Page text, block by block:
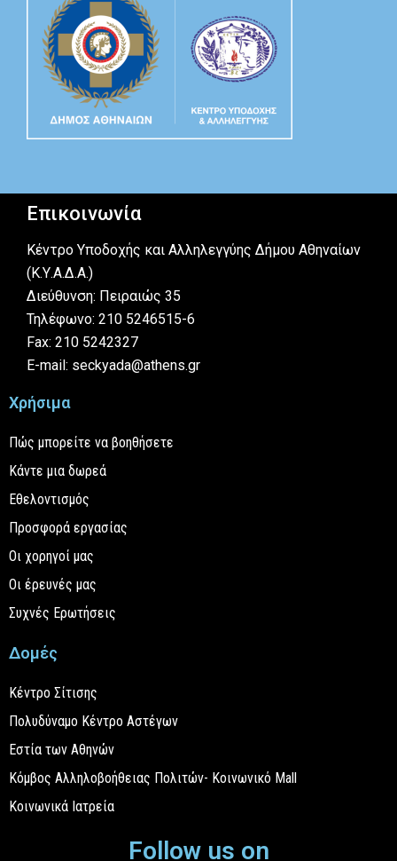
Επικοινωνία
Κέντρο Υποδοχής και Αλληλεγγύης Δήμου Αθηναίων
(Κ.Υ.Α.Δ.Α.)
Διεύθυνση: Πειραιώς 35
Τηλέφωνο: 210 5246515-6
Fax: 210 5242327
E-mail: seckyada@athens.gr
Χρήσιμα
Πώς μπορείτε να βοηθήσετε
Κάντε μια δωρεά
Εθελοντισμός
Προσφορά εργασίας
Οι χορηγοί μας
Οι έρευνές μας
Συχνές Ερωτήσεις
Δομές
Κέντρο Σίτισης
Πολυδύναμο Κέντρο Αστέγων
Εστία των Αθηνών
Κόμβος Αλληλοβοήθειας Πολιτών- Κοινωνικό Mall
Κοινωνικά Ιατρεία
Follow us on